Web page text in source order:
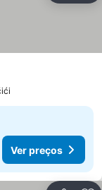
Ver preços